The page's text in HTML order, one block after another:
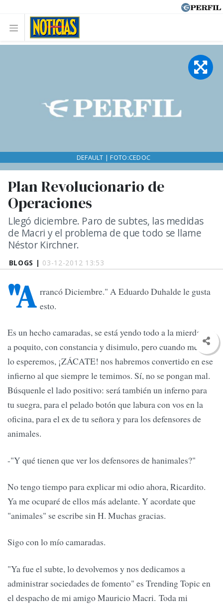
BLOGS | 03-12-2012 13:53
Plan Revolucionario de
Operaciones
Llegó diciembre. Paro de subtes, las medidas
de Macri y el problema de que todo se llame
Néstor Kirchner.
DEFAULT | FOTO:CEDOC
"A rrancó Diciembre." A Eduardo Duhalde le gusta
esto.
Es un hecho camaradas, se está yendo todo a la mierda. De
a poquito, con constancia y disimulo, pero cuando menos
lo esperemos, ¡ZÁCATE! nos habremos convertido en ese
infierno al que siempre le temimos. Sí, no se pongan mal.
Búsquenle el lado positivo: será también un inferno para
tu suegra, para el pelado botón que labura con vos en la
oficina, para el ex de tu señora y para los defensores de
animales.
-"Y qué tienen que ver los defensores de hanimales?"
No tengo tiempo para explicar mi odio ahora, Ricardito.
Ya me ocuparé de ellos más adelante. Y acordate que
"animales" se escribe sin H. Muchas gracias.
Sigo con lo mío camaradas.
"Ya fue el subte, lo devolvemos y nos dedicamos a
administrar sociedades de fomento" es Trending Topic en
el despacho de mi amigo Mauricio Macri. Toda mi